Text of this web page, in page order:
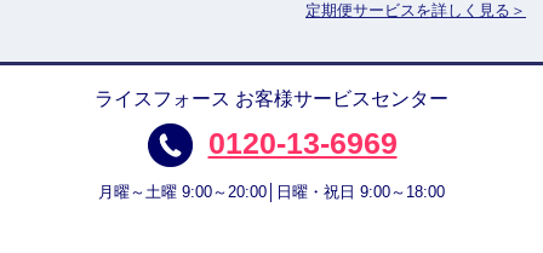
定期便サービスを詳しく見る＞
ライスフォース お客様サービスセンター
0120-13-6969
月曜～土曜 9:00～20:00│日曜・祝日 9:00～18:00